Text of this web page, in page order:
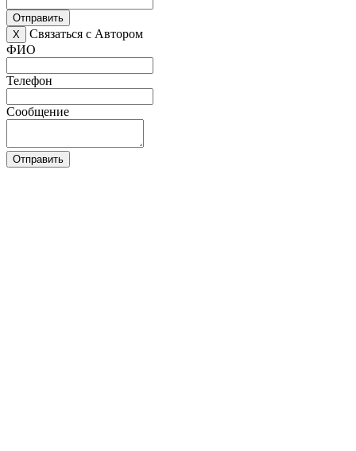
Отправить
X
Связаться с Автором
ФИО
Телефон
Сообщение
Отправить